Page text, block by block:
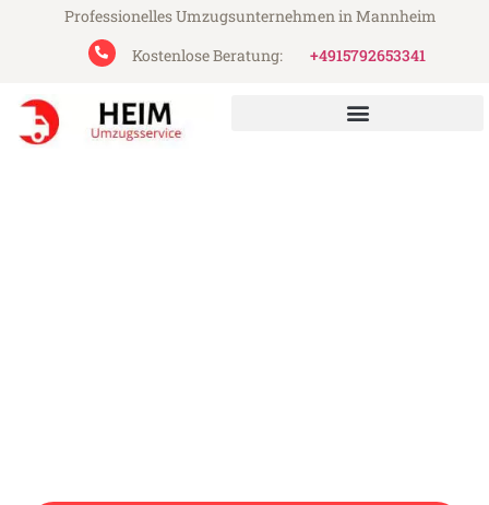
Professionelles Umzugsunternehmen in Mannheim
Kostenlose Beratung:
+4915792653341